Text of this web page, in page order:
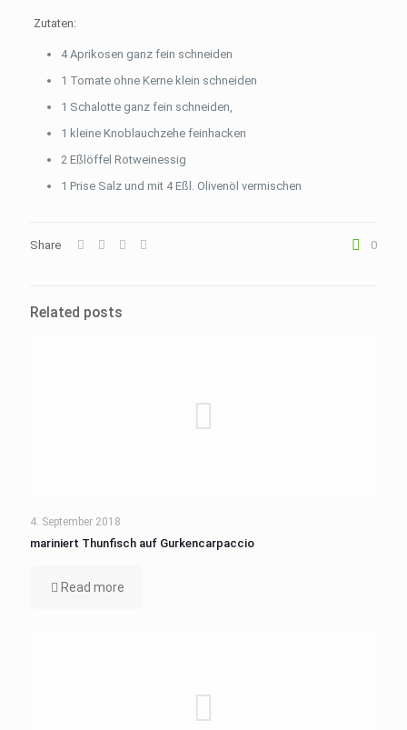
Zutaten:
4 Aprikosen ganz fein schneiden
1 Tomate ohne Kerne klein schneiden
1 Schalotte ganz fein schneiden,
1 kleine Knoblauchzehe feinhacken
2 Eßlöffel Rotweinessig
1 Prise Salz und mit 4 Eßl. Olivenöl vermischen
Share 0
Related posts
4. September 2018
mariniert Thunfisch auf Gurkencarpaccio
Read more